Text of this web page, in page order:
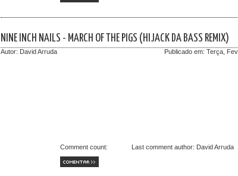
NINE INCH NAILS - MARCH OF THE PIGS (HIJACK DA BASS REMIX)
Autor: David Arruda Publicado em: Terça,
Comment count: Last comment author: David Arruda
COMENTAR >>